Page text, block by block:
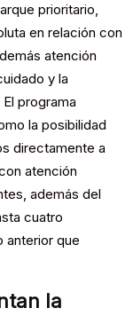
prioritario,
en relación con
atención
y la
programa
la posibilidad
directamente a
atención
además del
cuatro
anterior que
la